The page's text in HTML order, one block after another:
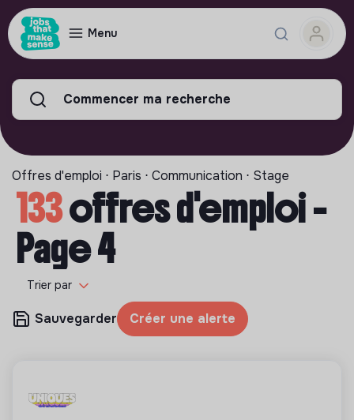
Menu
Commencer ma recherche
Offres d'emploi ⋅ Paris ⋅ Communication ⋅ Stage
133offres d'emploi -
Page 4
Trier par
Sauvegarder Créer une alerte